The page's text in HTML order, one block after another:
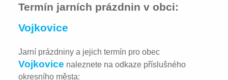
Termín jarních prázdnin v obci:
Vojkovice
Jarní prázdniny a jejich termín pro obec
Vojkovice naleznete na odkaze příslušného
okresního města: